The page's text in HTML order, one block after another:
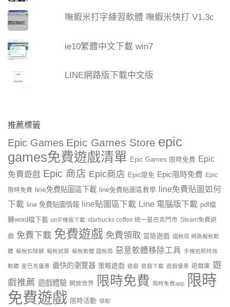
嘸蝦米打字練習軟體 嘸蝦米快打 V1.3c
ie10繁體中文下載 win7
LINE網路版下載中文版
推薦標籤
Epic Games Epic Games Store epic
games免費遊戲清單 Epic Games 限時免費 Epic
免費遊戲 Epic 商店 Epic商店 Epic限免 Epic限時免費 Epic
限時免費 line免費貼圖區下載 line免費貼圖區教學
line免費貼圖如何
下載
line 免費貼圖情報 line貼圖區下載 Line 電腦版下載 pdf檔
轉word檔下載 ptt手機版下載 starbucks coffee 統一星巴克門市 Steam免費遊
戲 免費下載 免費遊戲 免費領取 冒險遊戲 國稅局 網路報稅軟
體 報稅扣除額 報稅試算 報稅軟體 國稅局 惡意軟體移除工具 手機拍照特效
軟體 星巴克優惠 最快的瀏覽器 策略遊戲 遊戲 遊戲下載 遊戲優惠 遊戲庫 遊
戲推薦 遊戲體驗 開放世界 限時免費 限時免費app
限時
免費遊戲 限時活動 領取